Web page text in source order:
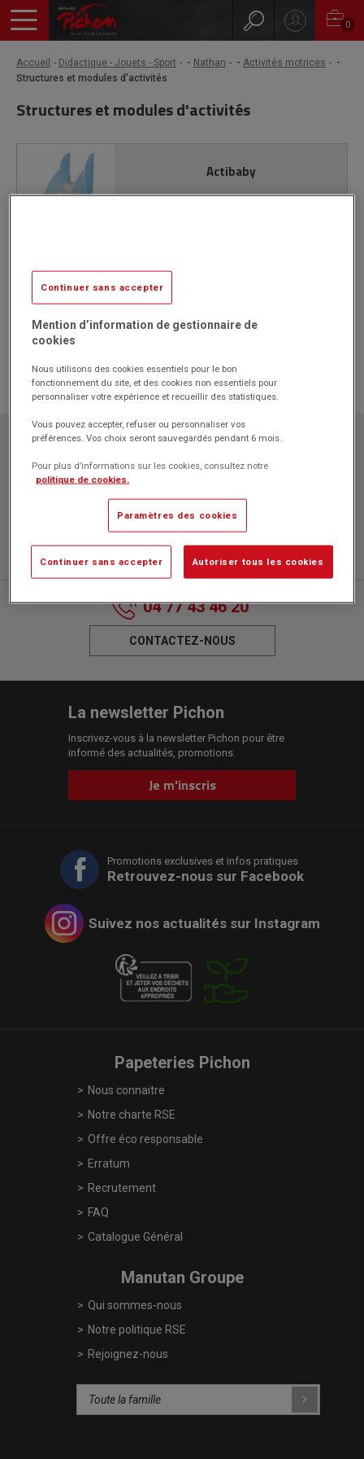
0
Accueil Didactique - Jouets - Sport - Nathan - Activités motrices
-
Structures et modules d'activités
Structures et modules d'activités
Actibaby
VOIR LE DÉTAIL
Papeteries Pichon
750 rue Colonel Louis Lemaire
04 77 43 46 20
CONTACTEZ-NOUS
La newsletter Pichon
Inscrivez-vous à la newsletter Pichon pour être
informé des actualités, promotions.
Je m'inscris
Promotions exclusives et infos pratiques
Retrouvez-nous sur Facebook
Suivez nos actualités sur Instagram
Papeteries Pichon
Nous connaitre
Notre charte RSE
Offre éco responsable
Erratum
Recrutement
FAQ
Catalogue Général
Manutan Groupe
Qui sommes-nous
Notre politique RSE
Rejoignez-nous
Continuer sans accepter
Mention d’information de gestionnaire de
cookies
Nous utilisons des cookies essentiels pour le bon
fonctionnement du site, et des cookies non essentiels pour
personnaliser votre expérience et recueillir des statistiques.
Vous pouvez accepter, refuser ou personnaliser vos
préférences. Vos choix seront sauvegardés pendant 6 mois.
Pour plus d’informations sur les cookies, consultez notre
politique de cookies.
Paramètres des cookies
Continuer sans accepter Autoriser tous les cookies